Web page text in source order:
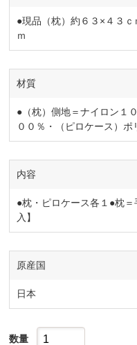
●現品（枕）約６３×４３
ｍ
材質
●（枕）側地＝ナイロン１
００％・（ピロケース）
内容
●枕・ピロケース各１●枕
入】
原産国
日本
数量